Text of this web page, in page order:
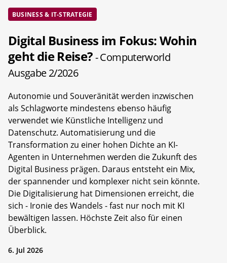
BUSINESS & IT-STRATEGIE
Digital Business im Fokus: Wohin
geht die Reise?- Computerworld
Ausgabe 2/2026
Autonomie und Souveränität werden inzwischen
als Schlagworte mindestens ebenso häufig
verwendet wie Künstliche Intelligenz und
Datenschutz. Automatisierung und die
Transformation zu einer hohen Dichte an KI-
Agenten in Unternehmen werden die Zukunft des
Digital Business prägen. Daraus entsteht ein Mix,
der spannender und komplexer nicht sein könnte.
Die Digitalisierung hat Dimensionen erreicht, die
sich - Ironie des Wandels - fast nur noch mit KI
bewältigen lassen. Höchste Zeit also für einen
Überblick.
6. Jul 2026